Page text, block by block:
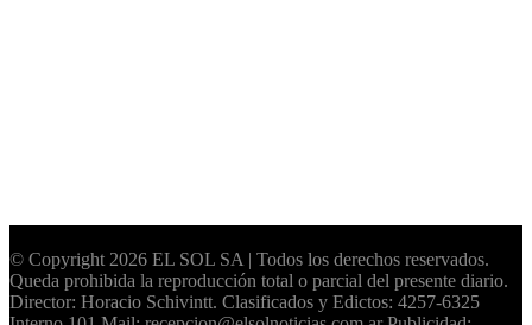
© Copyright 2026 EL SOL SA | Todos los derechos reservados.
Queda prohibida la reproducción total o parcial del presente diario.
Director: Horacio Schivintt. Clasificados y Edictos: 4257-6325